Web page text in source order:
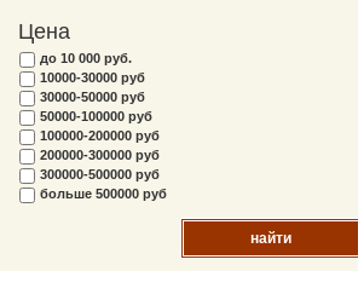
Цена
до 10 000 руб.
10000-30000 руб
30000-50000 руб
50000-100000 руб
100000-200000 руб
200000-300000 руб
300000-500000 руб
больше 500000 руб
найти